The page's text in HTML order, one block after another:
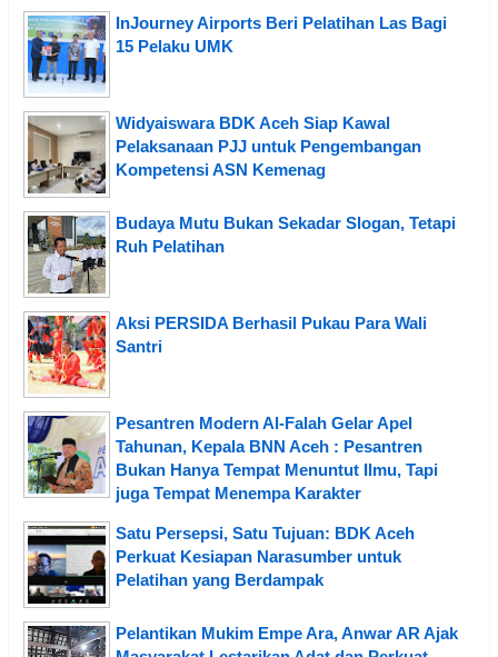
InJourney Airports Beri Pelatihan Las Bagi
15 Pelaku UMK
Widyaiswara BDK Aceh Siap Kawal
Pelaksanaan PJJ untuk Pengembangan
Kompetensi ASN Kemenag
Budaya Mutu Bukan Sekadar Slogan, Tetapi
Ruh Pelatihan
Aksi PERSIDA Berhasil Pukau Para Wali
Santri
Pesantren Modern Al-Falah Gelar Apel
Tahunan, Kepala BNN Aceh : Pesantren
Bukan Hanya Tempat Menuntut Ilmu, Tapi
juga Tempat Menempa Karakter
Satu Persepsi, Satu Tujuan: BDK Aceh
Perkuat Kesiapan Narasumber untuk
Pelatihan yang Berdampak
Pelantikan Mukim Empe Ara, Anwar AR Ajak